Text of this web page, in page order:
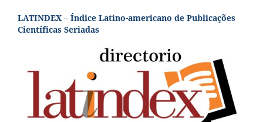
LATINDEX – Índice Latino-americano de Publicações
Científicas Seriadas